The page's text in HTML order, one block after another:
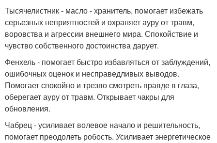
Тысячелистник - масло - хранитель, помогает избежать
серьезных неприятностей и охраняет ауру от травм,
воровства и агрессии внешнего мира. Спокойствие и
чувство собственного достоинства дарует.
Фенхель - помогает быстро избавляться от заблуждений,
ошибочных оценок и несправедливых выводов.
Помогает спокойно и трезво смотреть правде в глаза,
оберегает ауру от травм. Открывает чакры для
обновления.
Чабрец - усиливает волевое начало и решительность,
помогает преодолеть робость. Усиливает энергетическое